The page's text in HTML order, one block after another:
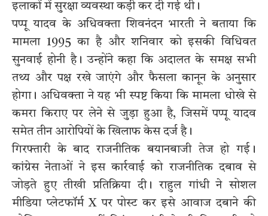
इलाकों में सुरक्षा व्यवस्था कड़ी कर दी गई थी।
पप्पू यादव के अधिवक्ता शिवनंदन भारती ने बताया कि
मामला 1995 का है और शनिवार को इसकी विधिवत
सुनवाई होनी है। उन्होंने कहा कि अदालत के समक्ष सभी
तथ्य और पक्ष रखे जाएंगे और फैसला कानून के अनुसार
होगा। अधिवक्ता ने यह भी स्पष्ट किया कि मामला धोखे से
कमरा किराए पर लेने से जुड़ा हुआ है, जिसमें पप्पू यादव
समेत तीन आरोपियों के खिलाफ केस दर्ज है।
गिरफ्तारी के बाद राजनीतिक बयानबाजी तेज हो गई।
कांग्रेस नेताओं ने इस कार्रवाई को राजनीतिक दबाव से
जोड़ते हुए तीखी प्रतिक्रिया दी। राहुल गांधी ने सोशल
मीडिया प्लेटफॉर्म X पर पोस्ट कर इसे आवाज दबाने की